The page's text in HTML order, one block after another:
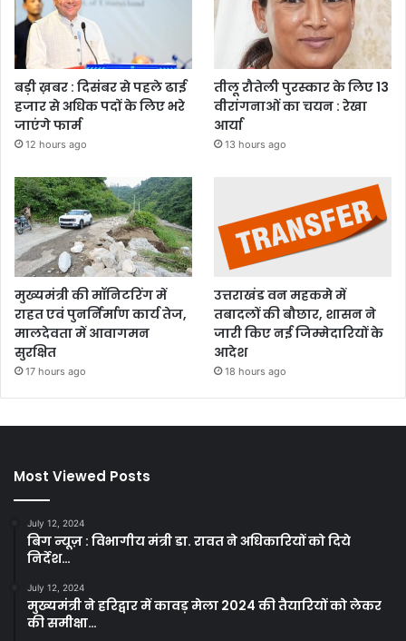
बड़ी ख़बर : दिसंबर से पहले ढाई
हजार से अधिक पदों के लिए भरे
जाएंगे फार्म
12 hours ago
तीलू रौतेली पुरस्कार के लिए 13
वीरांगनाओं का चयन : रेखा
आर्या
13 hours ago
मुख्यमंत्री की मॉनिटरिंग में
राहत एवं पुनर्निर्माण कार्य तेज,
मालदेवता में आवागमन
सुरक्षित
17 hours ago
उत्तराखंड वन महकमे में
तबादलों की बौछार, शासन ने
जारी किए नई जिम्मेदारियों के
आदेश
18 hours ago
Most Viewed Posts
July 12, 2024
बिग न्यूज़ : विभागीय मंत्री डा. रावत ने अधिकारियों को दिये
निर्देश…
July 12, 2024
मुख्यमंत्री ने हरिद्वार में कावड़ मेला 2024 की तैयारियों को लेकर
की समीक्षा…